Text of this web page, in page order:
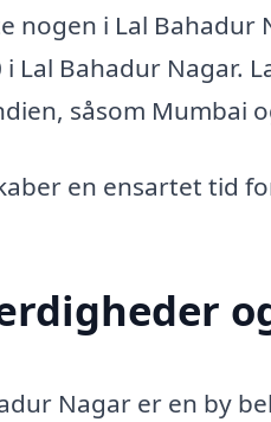
nogen i Lal Bahadur
i Lal Bahadur Nagar.
såsom Mumbai
en ensartet tid
Nagar er en by